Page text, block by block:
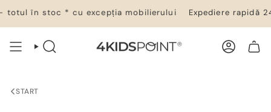
conținut
în stoc * cu excepția mobilierului Expediere rapidă
CĂUTARE CONT
START